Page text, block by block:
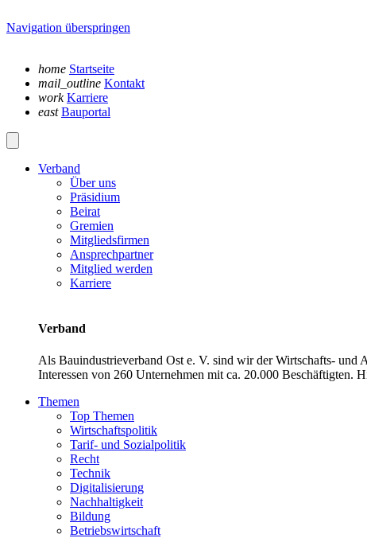
Navigation überspringen
home Startseite
mail_outline Kontakt
work Karriere
east Bauportal
Verband
Über uns
Präsidium
Beirat
Gremien
Mitgliedsfirmen
Ansprechpartner
Mitglied werden
Karriere
Verband
Als Bauindustrieverband Ost e. V. sind wir der Wirtschafts- und
Interessen von 260 Unternehmen mit ca. 20.000 Beschäftigten.
Themen
Top Themen
Wirtschaftspolitik
Tarif- und Sozialpolitik
Recht
Technik
Digitalisierung
Nachhaltigkeit
Bildung
Betriebswirtschaft